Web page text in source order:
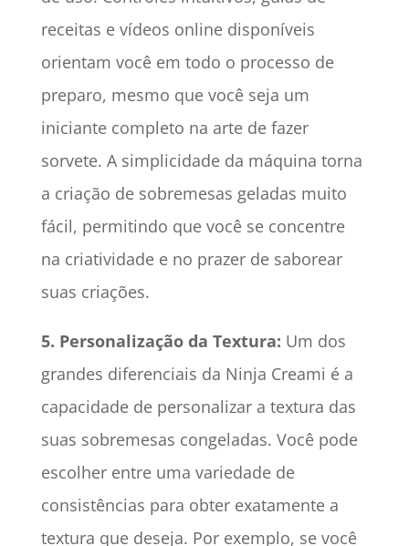
receitas e vídeos online disponíveis
orientam você em todo o processo de
preparo, mesmo que você seja um
iniciante completo na arte de fazer
sorvete. A simplicidade da máquina torna
a criação de sobremesas geladas muito
fácil, permitindo que você se concentre
na criatividade e no prazer de saborear
suas criações.
5. Personalização da Textura: Um dos
grandes diferenciais da Ninja Creami é a
capacidade de personalizar a textura das
suas sobremesas congeladas. Você pode
escolher entre uma variedade de
consistências para obter exatamente a
textura que deseja. Por exemplo, se você